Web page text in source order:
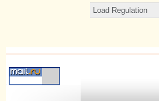
Load Regulation